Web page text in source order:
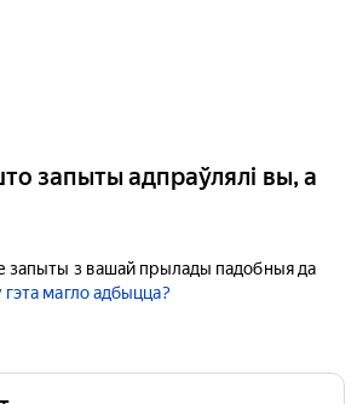
запыты адпраўлялі вы, а
запыты з вашай прылады падобныя да
магло адбыцца?